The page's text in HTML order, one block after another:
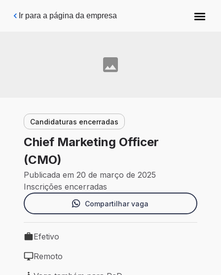
Pular para o conteúdo principal
Ir para a página da empresa
Candidaturas encerradas
Chief Marketing Officer
(CMO)
Publicada em 20 de março de 2025
Inscrições encerradas
Compartilhar vaga
Tipo de vaga: Efetivo
Efetivo
Modelo de trabalho: Remoto
Remoto